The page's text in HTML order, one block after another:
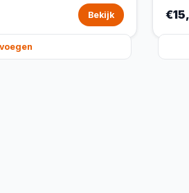
Bekijk